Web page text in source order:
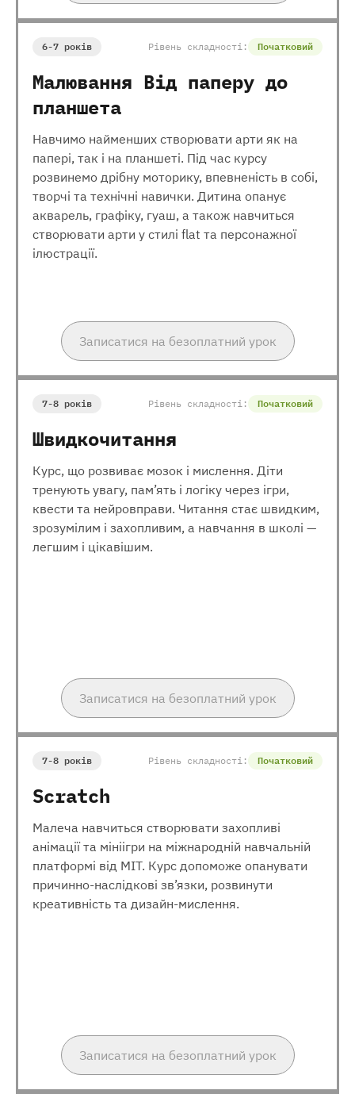
6-7 років Рівень складності: Початковий
Малювання Від паперу до
планшета
Навчимо найменших створювати арти як на
папері, так і на планшеті. Під час курсу
розвинемо дрібну моторику, впевненість в собі,
творчі та технічні навички. Дитина опанує
акварель, графіку, гуаш, а також навчиться
створювати арти у стилі flat та персонажної
ілюстрації.
Записатися на безоплатний урок
7-8 років Рівень складності: Початковий
Швидкочитання
Курс, що розвиває мозок і мислення. Діти
тренують увагу, пам’ять і логіку через ігри,
квести та нейровправи. Читання стає швидким,
зрозумілим і захопливим, а навчання в школі —
легшим і цікавішим.
Записатися на безоплатний урок
7-8 років Рівень складності: Початковий
Scratch
Малеча навчиться створювати захопливі
анімації та мініігри на міжнародній навчальній
платформі від МІТ. Курс допоможе опанувати
причинно-наслідкові зв’язки, розвинути
креативність та дизайн-мислення.
Записатися на безоплатний урок